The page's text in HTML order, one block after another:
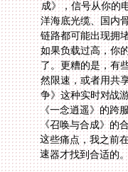
速器才找到合适的。